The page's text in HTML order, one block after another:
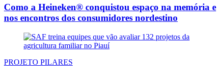
Como a Heineken® conquistou espaço na memória e
nos encontros dos consumidores nordestino
PROJETO PILARES